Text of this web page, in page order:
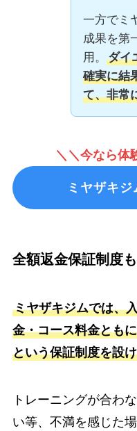
一方でミ
成果を第
用。
ダイ
確実に結
て、非常
＼＼今なら体
ミヤザキ
全額返金保証制度
ミヤザキジムでは、
金・コース料金とも
という保証制度を設
トレーニングが合わ
い等、不満を感じた